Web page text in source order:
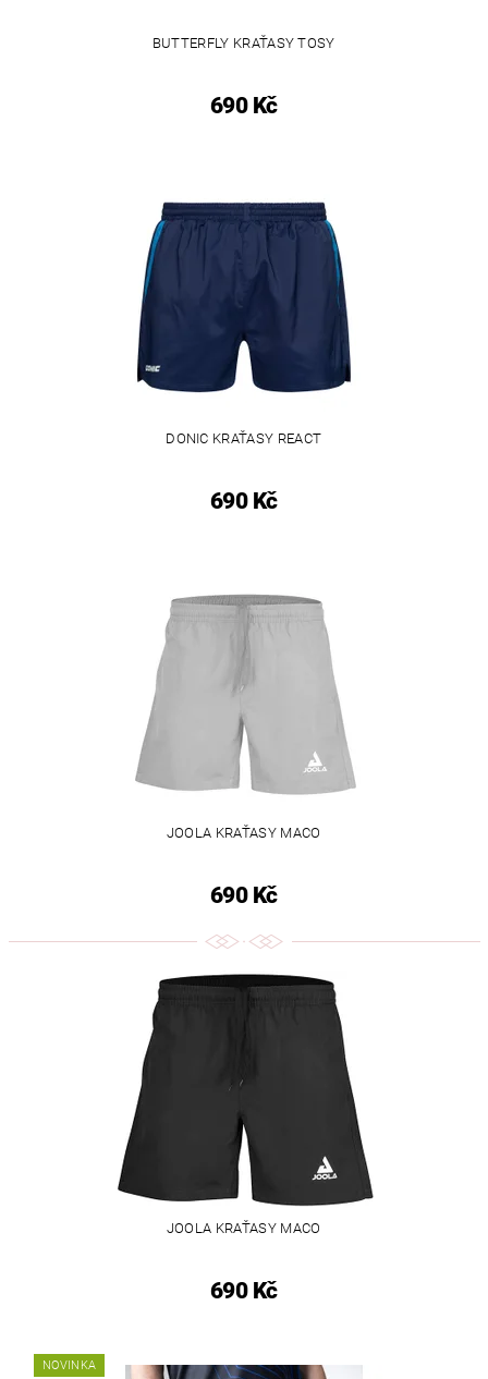
BUTTERFLY KRAŤASY TOSY
690 Kč
DONIC KRAŤASY REACT
690 Kč
JOOLA KRAŤASY MACO
690 Kč
JOOLA KRAŤASY MACO
690 Kč
NOVINKA